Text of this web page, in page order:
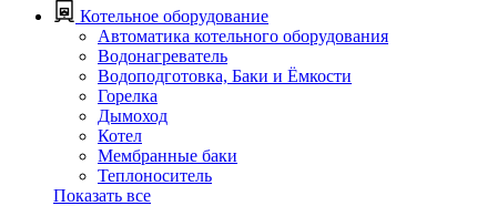
Котельное оборудование
Автоматика котельного оборудования
Водонагреватель
Водоподготовка, Баки и Ёмкости
Горелка
Дымоход
Котел
Мембранные баки
Теплоноситель
Показать все